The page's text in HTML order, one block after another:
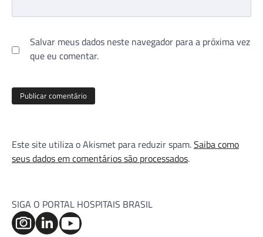
Salvar meus dados neste navegador para a próxima vez
que eu comentar.
Este site utiliza o Akismet para reduzir spam.Saiba como
seus dados em comentários são processados.
SIGA O PORTAL HOSPITAIS BRASIL